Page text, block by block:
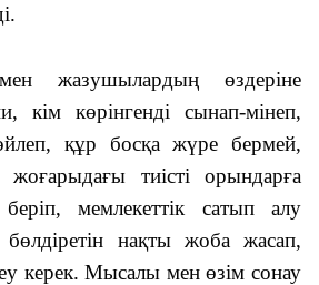
жазушылардың өздеріне
кім көрінгенді сынап-мінеп,
құр босқа жүре бермей,
тиісті орындарға
мемлекеттік сатып алу
нақты жоба жасап,
керек. Мысалы мен өзім сонау